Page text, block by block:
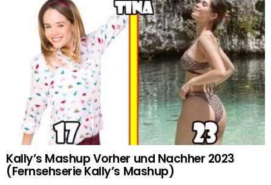
Kally’s Mashup Vorher und Nachher 2023
(Fernsehserie Kally’s Mashup)